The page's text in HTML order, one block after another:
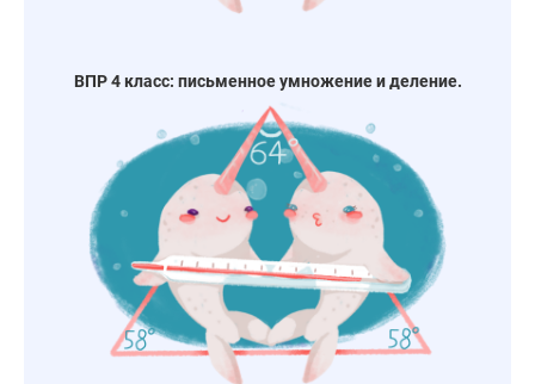
ВПР 4 класс: письменное умножение и деление.